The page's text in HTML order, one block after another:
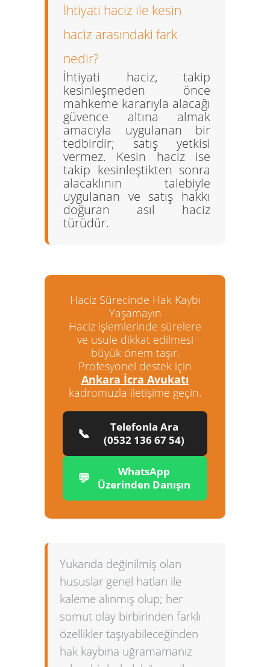
İhtiyati haciz ile kesin
haciz arasındaki fark
nedir?
İhtiyati haciz, takip
kesinleşmeden önce
mahkeme kararıyla alacağı
güvence altına almak
amacıyla uygulanan bir
tedbirdir; satış yetkisi
vermez. Kesin haciz ise
takip kesinleştikten sonra
alacaklının talebiyle
uygulanan ve satış hakkı
doğuran asıl haciz
türüdür.
Haciz Sürecinde Hak Kaybı
Yaşamayın
Haciz işlemlerinde sürelere
ve usule dikkat edilmesi
büyük önem taşır.
Profesyonel destek için
Ankara İcra Avukatı
kadromuzla iletişime geçin.
📞
Telefonla Ara
(0532 136 67 54)
💬
WhatsApp
Üzerinden Danışın
Yukarıda değinilmiş olan
hususlar genel hatları ile
kaleme alınmış olup; her
somut olay birbirinden farklı
özellikler taşıyabileceğinden
hak kaybına uğramamanız